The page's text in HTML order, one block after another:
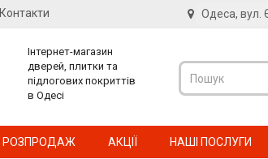
Контакти Одеса, вул.
Інтернет-магазин
дверей, плитки та
підлогових покриттів
в Одесі
РОЗПРОДАЖ АКЦІЇ НАШІ ПОСЛУГИ